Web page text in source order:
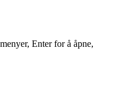
Enter for å åpne,